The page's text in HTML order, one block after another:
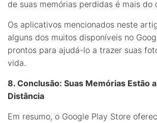
de suas memórias perdidas é mais do
Os aplicativos mencionados neste
alguns dos muitos disponíveis no
prontos para ajudá-lo a trazer suas
vida.
8. Conclusão: Suas Memórias Estão
Distância
Em resumo, o Google Play Store